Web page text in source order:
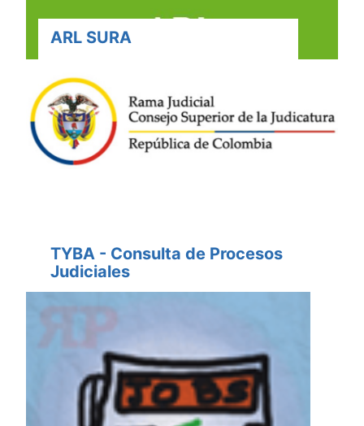
ARL SURA
TYBA - Consulta de Procesos
Judiciales